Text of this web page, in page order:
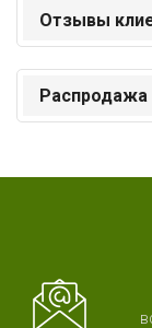
Отзывы
Распродажа